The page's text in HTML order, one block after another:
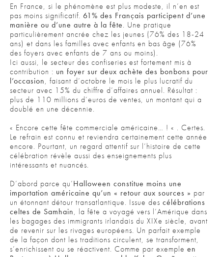
En France, si le phénomène est plus modeste, il n’en est
pas moins significatif. 61% des Français participent d’une
manière ou d’une autre à la fête. Une pratique
particulièrement ancrée chez les jeunes (76% des 18-24
ans) et dans les familles avec enfants en bas âge (76%
des foyers avec enfants de 7 ans ou moins).
Ici aussi, le secteur des confiseries est fortement mis à
contribution : un foyer sur deux achète des bonbons pour
l’occasion, faisant d’octobre le mois le plus lucratif du
secteur avec 15% du chiffre d’affaires annuel. Résultat :
plus de 110 millions d’euros de ventes, un montant qui a
doublé en une décennie.
« Encore cette fête commerciale américaine… ! « . Certes.
Le refrain est connu et reviendra certainement cette année
encore. Pourtant, un regard attentif sur l’histoire de cette
célébration révèle aussi des enseignements plus
intéressants et nuancés.
D’abord parce qu’Halloween constitue moins une
importation américaine qu’un « retour aux sources » par
un étonnant détour transatlantique. Issue des célébrations
celtes de Samhain, la fête a voyagé vers l’Amérique dans
les bagages des immigrants irlandais du XIXe siècle, avant
de revenir sur les rivages européens. Un parfait exemple
de la façon dont les traditions circulent, se transforment,
s’enrichissent ou se réactivent. Comme par exemple en